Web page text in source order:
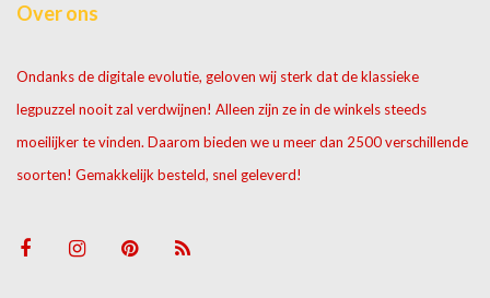
Over ons
Ondanks de digitale evolutie, geloven wij sterk dat de klassieke
legpuzzel nooit zal verdwijnen! Alleen zijn ze in de winkels steeds
moeilijker te vinden. Daarom bieden we u meer dan 2500 verschillende
soorten! Gemakkelijk besteld, snel geleverd!